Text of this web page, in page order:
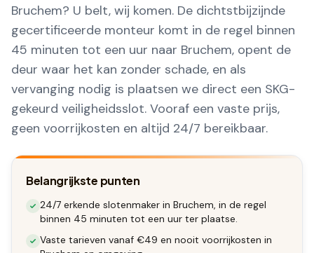
Bruchem? U belt, wij komen. De dichtstbijzijnde
gecertificeerde monteur komt in de regel binnen
45 minuten tot een uur naar Bruchem, opent de
deur waar het kan zonder schade, en als
vervanging nodig is plaatsen we direct een SKG-
gekeurd veiligheidsslot. Vooraf een vaste prijs,
geen voorrijkosten en altijd 24/7 bereikbaar.
Belangrijkste punten
24/7 erkende slotenmaker in Bruchem, in de regel
binnen 45 minuten tot een uur ter plaatse.
Vaste tarieven vanaf €49 en nooit voorrijkosten in